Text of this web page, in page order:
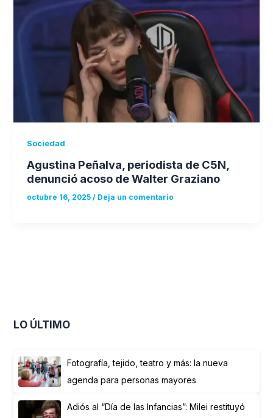
Sociedad
Agustina Peñalva, periodista de C5N,
denunció acoso de Walter Graziano
octubre 16, 2025/ Deja un comentario
LO ÚLTIMO
Fotografía, tejido, teatro y más: la nueva
agenda para personas mayores
Adiós al “Día de las Infancias”: Milei restituyó